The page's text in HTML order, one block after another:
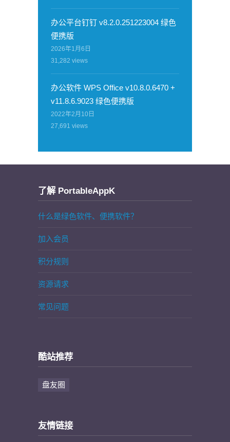
办公平台钉钉 v8.2.0.251223004 绿色
便携版
2026年1月6日
31,282 views
办公软件 WPS Office v10.8.0.6470 +
v11.8.6.9023 绿色便携版
2022年2月10日
27,691 views
了解 PortableAppK
什么是绿色软件、便携软件？
加入会员
积分规则
资源请求
常见问题
酷站推荐
盘友圈
友情链接